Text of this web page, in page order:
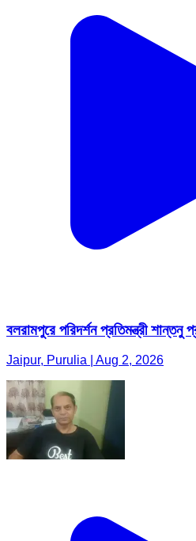
বলরামপুরে পরিদর্শন প্রতিমন্ত্রী শান্তনু
Jaipur, Purulia | Aug 2, 2026